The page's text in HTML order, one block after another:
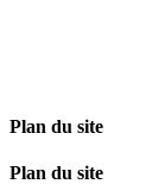
Plan du site
Plan du site